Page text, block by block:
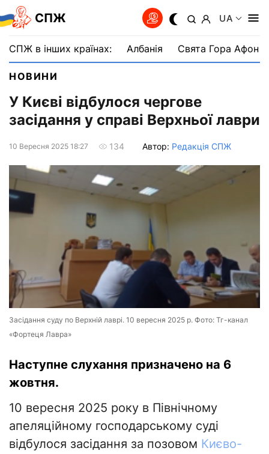
СПЖ UA
СПЖ в інших країнах: Албанія Свята Гора Афон
НОВИНИ
У Києві відбулося чергове
засідання у справі Верхньої лаври
10 Вересня 2025 18:27 134 Автор: Редакція СПЖ
Засідання суду по Верхній лаврі. 10 вересня 2025 р. Фото: Тг-канал
«Фортеця Лавра»
Наступне слухання призначено на 6
жовтня.
10 вересня 2025 року в Північному
апеляційному господарському суді
відбулося засідання за позовом Києво-